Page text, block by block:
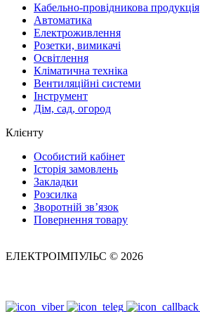
Кабельно-провідникова продукція
Автоматика
Електроживлення
Розетки, вимикачі
Освітлення
Кліматична техніка
Вентиляційні системи
Інструмент
Дім, сад, огород
Клієнту
Особистий кабінет
Історія замовлень
Закладки
Розсилка
Зворотній зв’язок
Повернення товару
ЕЛЕКТРОІМПУЛЬС © 2026